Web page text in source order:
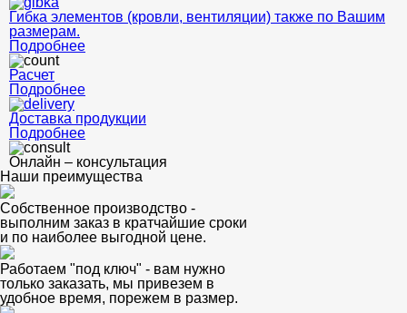
Гибка элементов (кровли, вентиляции) также по Вашим
размерам.
Подробнее
Расчет
Подробнее
Доставка продукции
Подробнее
Онлайн – консультация
Наши преимущества
Собственное производство -
выполним заказ в кратчайшие сроки
и по наиболее выгодной цене.
Работаем "под ключ" - вам нужно
только заказать, мы привезем в
удобное время, порежем в размер.